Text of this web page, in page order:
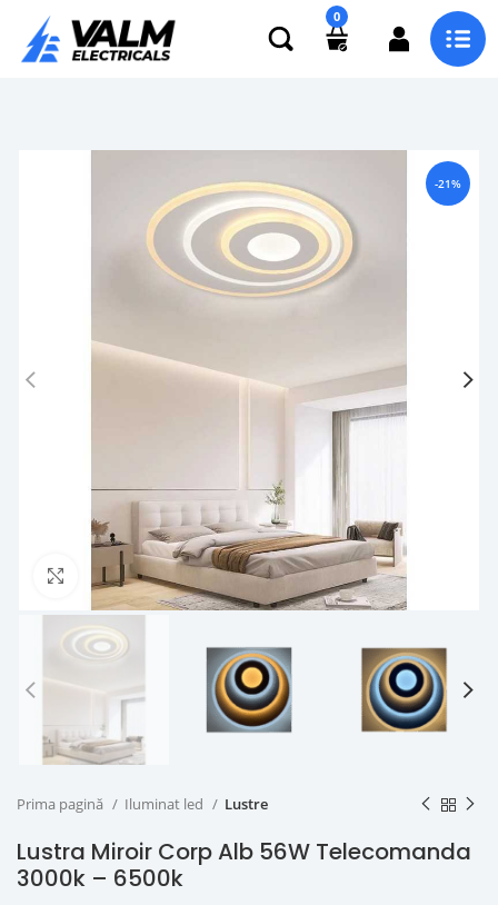
0
-21%
Click to enlarge
Prima pagină Iluminat led Lustre
Lustra Miroir Corp Alb 56W Telecomanda
3000k – 6500k